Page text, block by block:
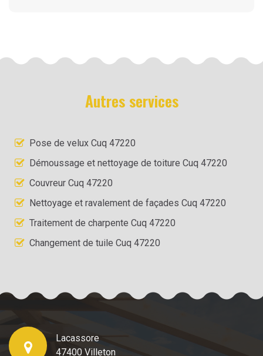
Autres services
Pose de velux Cuq 47220
Démoussage et nettoyage de toiture Cuq 47220
Couvreur Cuq 47220
Nettoyage et ravalement de façades Cuq 47220
Traitement de charpente Cuq 47220
Changement de tuile Cuq 47220
Lacassore
47400 Villeton